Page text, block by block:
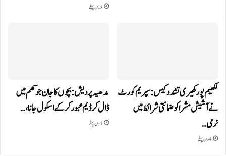
3 دن پہلے
لکھیم پور کھیری تشدد کیس: سپریم کورٹ
نے آشیش مشرا کو ضمانتی شرائط میں
نرمی…
4 دن پہلے
مدھیہ پردیش: بچوں کا جان جوکھم میں
ڈال کر ڈیم عبور کر کے اسکول جانا،…
4 دن پہلے